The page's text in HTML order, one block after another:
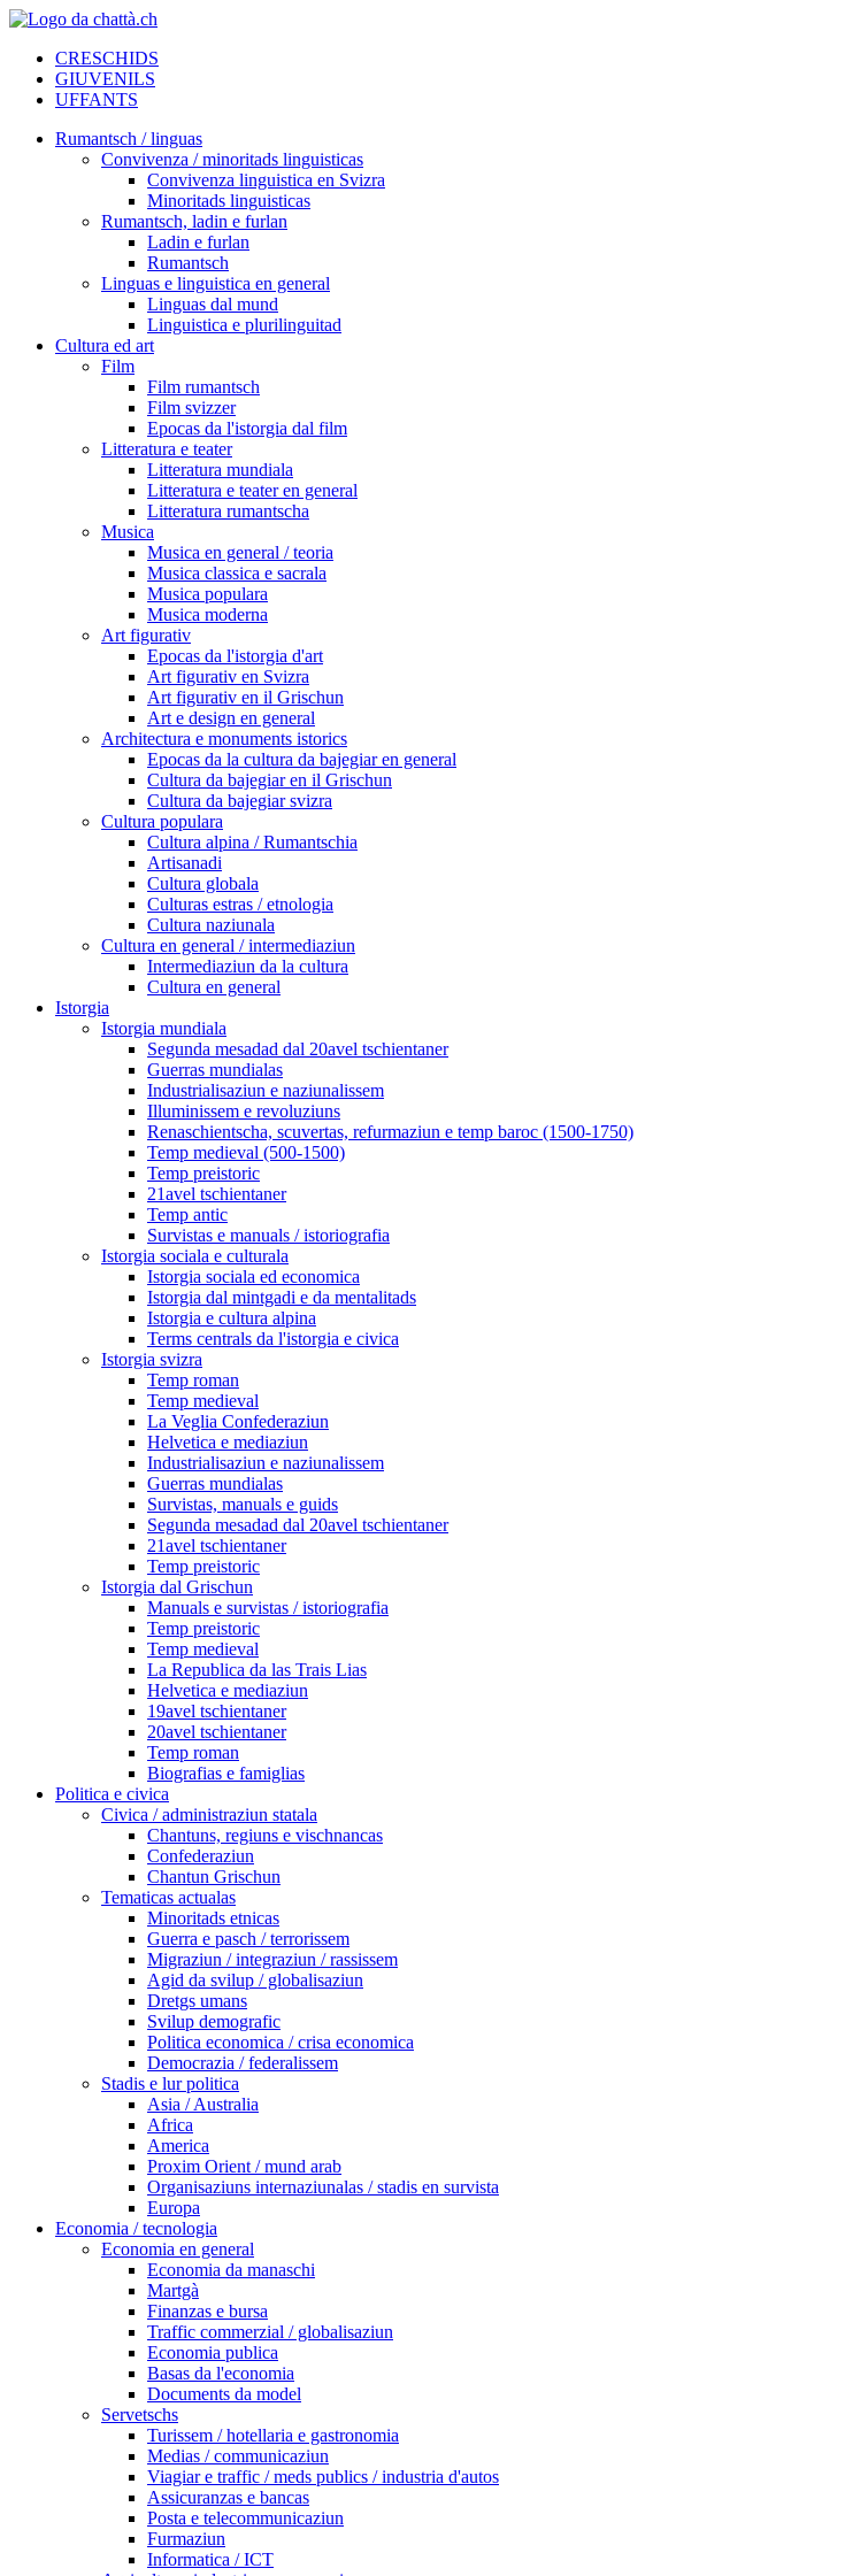
CRESCHIDS
GIUVENILS
UFFANTS
Rumantsch / linguas
Convivenza / minoritads linguisticas
Convivenza linguistica en Svizra
Minoritads linguisticas
Rumantsch, ladin e furlan
Ladin e furlan
Rumantsch
Linguas e linguistica en general
Linguas dal mund
Linguistica e plurilinguitad
Cultura ed art
Film
Film rumantsch
Film svizzer
Epocas da l'istorgia dal film
Litteratura e teater
Litteratura mundiala
Litteratura e teater en general
Litteratura rumantscha
Musica
Musica en general / teoria
Musica classica e sacrala
Musica populara
Musica moderna
Art figurativ
Epocas da l'istorgia d'art
Art figurativ en Svizra
Art figurativ en il Grischun
Art e design en general
Architectura e monuments istorics
Epocas da la cultura da bajegiar en general
Cultura da bajegiar en il Grischun
Cultura da bajegiar svizra
Cultura populara
Cultura alpina / Rumantschia
Artisanadi
Cultura globala
Culturas estras / etnologia
Cultura naziunala
Cultura en general / intermediaziun
Intermediaziun da la cultura
Cultura en general
Istorgia
Istorgia mundiala
Segunda mesadad dal 20avel tschientaner
Guerras mundialas
Industrialisaziun e naziunalissem
Illuminissem e revoluziuns
Renaschientscha, scuvertas, refurmaziun e temp baroc (1500-1750)
Temp medieval (500-1500)
Temp preistoric
21avel tschientaner
Temp antic
Survistas e manuals / istoriografia
Istorgia sociala e culturala
Istorgia sociala ed economica
Istorgia dal mintgadi e da mentalitads
Istorgia e cultura alpina
Terms centrals da l'istorgia e civica
Istorgia svizra
Temp roman
Temp medieval
La Veglia Confederaziun
Helvetica e mediaziun
Industrialisaziun e naziunalissem
Guerras mundialas
Survistas, manuals e guids
Segunda mesadad dal 20avel tschientaner
21avel tschientaner
Temp preistoric
Istorgia dal Grischun
Manuals e survistas / istoriografia
Temp preistoric
Temp medieval
La Republica da las Trais Lias
Helvetica e mediaziun
19avel tschientaner
20avel tschientaner
Temp roman
Biografias e famiglias
Politica e civica
Civica / administraziun statala
Chantuns, regiuns e vischnancas
Confederaziun
Chantun Grischun
Tematicas actualas
Minoritads etnicas
Guerra e pasch / terrorissem
Migraziun / integraziun / rassissem
Agid da svilup / globalisaziun
Dretgs umans
Svilup demografic
Politica economica / crisa economica
Democrazia / federalissem
Stadis e lur politica
Asia / Australia
Africa
America
Proxim Orient / mund arab
Organisaziuns internaziunalas / stadis en survista
Europa
Economia / tecnologia
Economia en general
Economia da manaschi
Martgà
Finanzas e bursa
Traffic commerzial / globalisaziun
Economia publica
Basas da l'economia
Documents da model
Servetschs
Turissem / hotellaria e gastronomia
Medias / communicaziun
Viagiar e traffic / meds publics / industria d'autos
Assicuranzas e bancas
Posta e telecommunicaziun
Furmaziun
Informatica / ICT